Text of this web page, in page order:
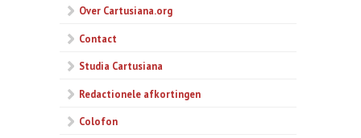
Over Cartusiana.org
Contact
Studia Cartusiana
Redactionele afkortingen
Colofon